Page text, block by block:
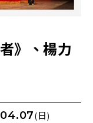
》、楊力
04.07(日)